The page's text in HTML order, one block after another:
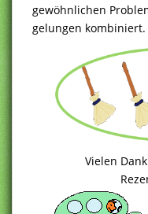
gewöhnlichen
gelungen kombiniert.
Vielen